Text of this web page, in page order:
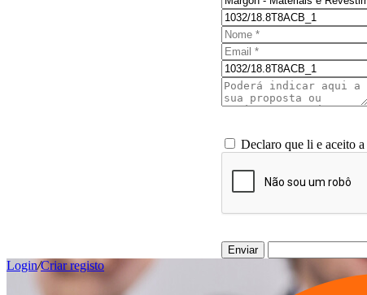
Declaro que li e aceito a
Enviar
Login/Criar registo